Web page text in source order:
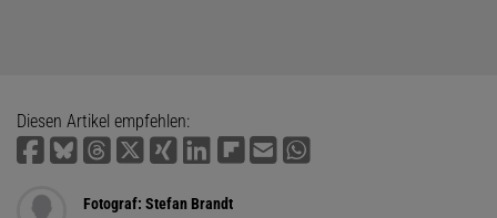
Diesen Artikel empfehlen:
Fotograf: Stefan Brandt